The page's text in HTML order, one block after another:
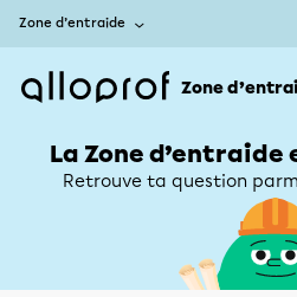
Zone d’entraide
Zone
La Zone
Retrouve ta question